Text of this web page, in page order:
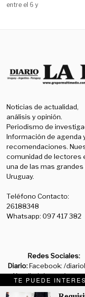
TE PUEDE
entre el 6 y
Noticias de actualidad,
análisis y opinión.
Periodismo de
Información de agenda
recomendaciones.
comunidad de lectores
una de las mas grandes
Uruguay.
Teléfono Contacto:
26188348
Whatsapp: 097 417 382
Redes Sociales:
Diario:Facebook: /
- X: @diariolaruy -
@diariolar_uy